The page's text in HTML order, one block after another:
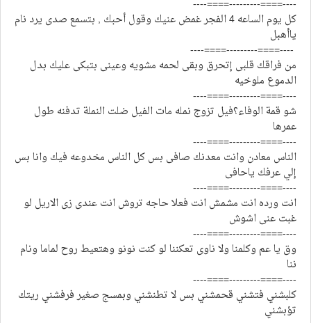
----====---------====----
كل يوم الساعه 4 الفجر غمض عنيك وقول أحبك , بتسمع صدى يرد نام
ياأهبل
----====---------====----
من فراقك قلبى إتحرق وبقى لحمه مشويه وعينى بتبكى عليك بدل
الدموع ملوخيه
----====---------====----
شو قمة الوفاء؟فيل تزوج نمله مات الفيل ضلت النملة تدفنه طول
عمرها
----====---------====----
الناس معادن وانت معدنك صافى بس كل الناس مخدوعه فيك وانا بس
إلي عرفك ياحافى
----====---------====----
انت ورده انت مشمش انت فعلا حاجه تروش انت عندى زى الاريل لو
غبت عنى اشوش
----====---------====----
وق يا عم وكلمنا ولا ناوى تعكننا لو كنت نونو وهتعيط روح لماما ونام
ننا
----====---------====----
كلبشني فتشني قحمشني بس لا تطنشني وبمسج صغير فرفشني ريتك
تؤبشني